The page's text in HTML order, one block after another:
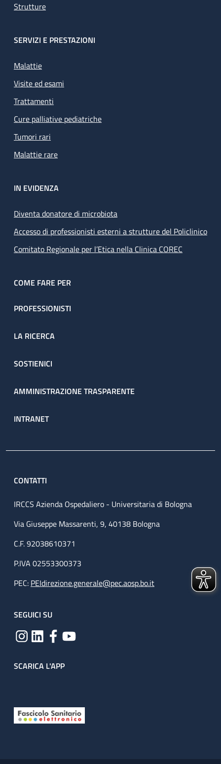
Strutture
SERVIZI E PRESTAZIONI
Malattie
Visite ed esami
Trattamenti
Cure palliative pediatriche
Tumori rari
Malattie rare
IN EVIDENZA
Diventa donatore di microbiota
Accesso di professionisti esterni a strutture del Policlinico
Comitato Regionale per l’Etica nella Clinica COREC
COME FARE PER
PROFESSIONISTI
LA RICERCA
SOSTIENICI
AMMINISTRAZIONE TRASPARENTE
INTRANET
CONTATTI
IRCCS Azienda Ospedaliero - Universitaria di Bologna
Via Giuseppe Massarenti, 9, 40138 Bologna
C.F. 92038610371
P.IVA 02553300373
PEC: PEIdirezione.generale@pec.aosp.bo.it
SEGUICI SU
SCARICA L'APP